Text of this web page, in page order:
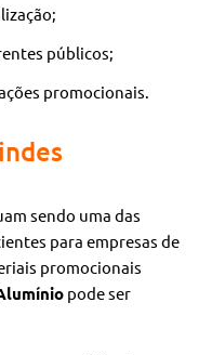
públicos;
promocionais.
sendo uma das
para empresas de
promocionais
pode ser